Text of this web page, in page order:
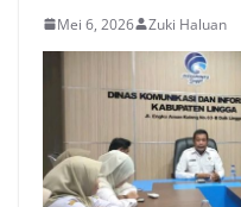
Mei 6, 2026 Zuki Haluan